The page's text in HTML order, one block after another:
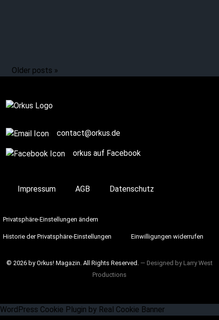
Older posts »
contact@orkus.de
orkus auf Facebook
Impressum AGB Datenschutz
Privatsphäre-Einstellungen ändern
Historie der Privatsphäre-Einstellungen Einwilligungen widerrufen
© 2026 by Orkus! Magazin. All Rights Reserved. ― Designed by Larry West
Productions
WordPress Cookie Plugin by Real Cookie Banner